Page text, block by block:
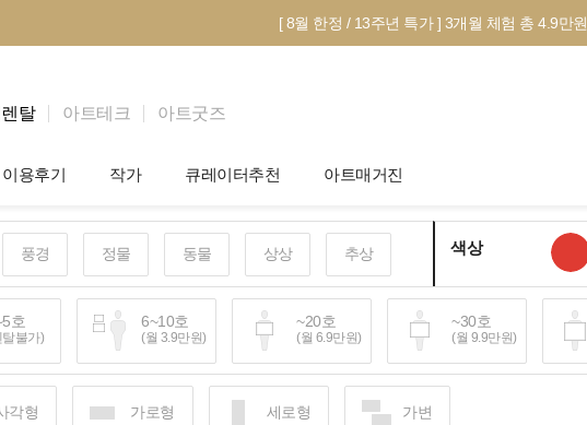
[ 8월 한정 / 13주년 특가 ] 3개월 체험 총 4.9만원
탈 아트테크 아트굿즈
이용후기
개인 고객
법인 고객
셀럽 인터뷰
작가
작가소개
작가공모
큐레이터추천
제안서 신청
작품선택 Tip
그림인테리어 Tip
아트매거진
전시 정보
미술 이야기
아트 딕셔너리
풍경 정물 동물 상상 추상 색상
호
불가)
6~10호
(월 3.9만원)
~20호
(월 6.9만원)
~30호
(월 9.9만원)
25~30만원) (월 40만원+)
각형 가로형 세로형 가변